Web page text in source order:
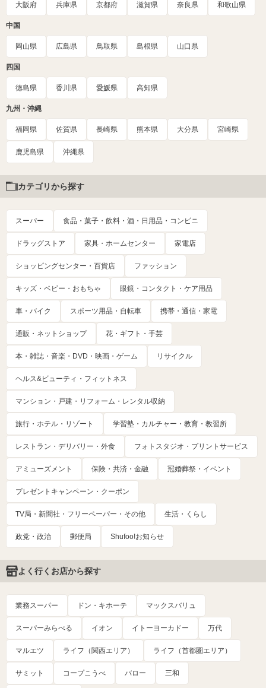
大阪府 兵庫県 京都府 滋賀県 奈良県 和歌山県
中国
岡山県 広島県 鳥取県 島根県 山口県
四国
徳島県 香川県 愛媛県 高知県
九州・沖縄
福岡県 佐賀県 長崎県 熊本県 大分県 宮崎県
鹿児島県 沖縄県
カテゴリから探す
スーパー 食品・菓子・飲料・酒・日用品・コンビニ
ドラッグストア 家具・ホームセンター 家電店
ショッピングセンター・百貨店 ファッション
キッズ・ベビー・おもちゃ 眼鏡・コンタクト・ケア用品
車・バイク スポーツ用品・自転車 携帯・通信・家電
通販・ネットショップ 花・ギフト・手芸
本・雑誌・音楽・DVD・映画・ゲーム リサイクル
ヘルス&ビューティ・フィットネス
マンション・戸建・リフォーム・レンタル収納
旅行・ホテル・リゾート 学習塾・カルチャー・教育・教習所
レストラン・デリバリー・外食 フォトスタジオ・プリントサービス
アミューズメント 保険・共済・金融 冠婚葬祭・イベント
プレゼントキャンペーン・クーポン
TV局・新聞社・フリーペーパー・その他 生活・くらし
政党・政治 郵便局 Shufoo!お知らせ
よく行くお店から探す
業務スーパー ドン・キホーテ マックスバリュ
スーパーみらべる イオン イトーヨーカドー 万代
マルエツ ライフ（関西エリア） ライフ（首都圏エリア）
サミット コープこうべ バロー 三和